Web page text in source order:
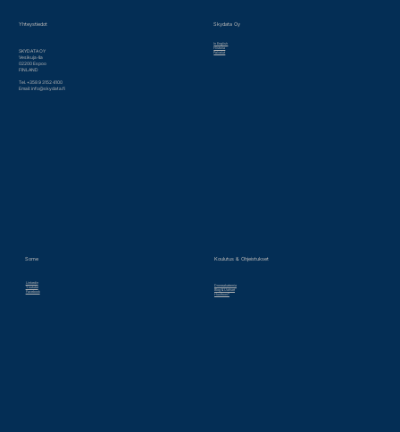
Yhteystiedot
SKYDATA OY
Vesikuja 4a
02200 Espoo
FINLAND
Tel. +358 9 3152 4100
Email:info@skydata.fi
Some
Linkedin
Youtube
Facebook
Koulutus & Ohjeistukset
Droneakatemia
Blog & Uutiset
Huoltoon?
Skydata Oy
In English
Historia
Palvelut